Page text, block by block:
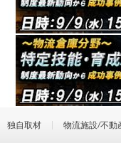
独自取材 物流施設/不動